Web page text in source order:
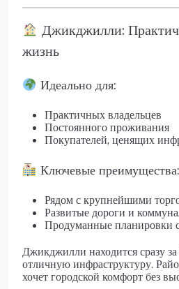
Джикджилли:
жизнь
Идеально для:
Практичных владельцев
Постоянного проживания
Покупателей, ценящих
Ключевые преимущества:
Рядом с крупнейшими
Развитые дороги и
Продуманные планировки
Джикджилли находится сразу
отличную инфраструктуру.
хочет городской комфорт без